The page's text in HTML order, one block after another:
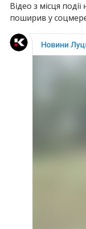
Відео з місця
поширив у